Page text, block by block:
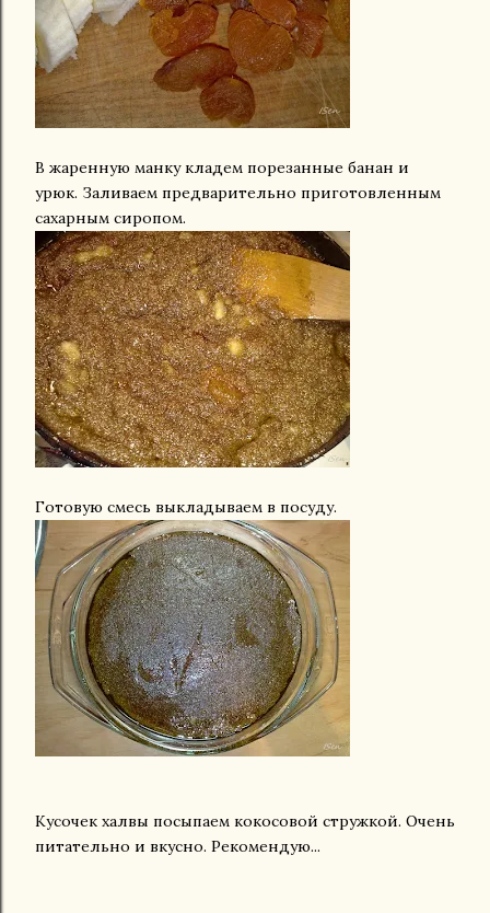
В жаренную манку кладем порезанные банан и
урюк. Заливаем предварительно приготовленным
сахарным сиропом.
Готовую смесь выкладываем в посуду.
Кусочек халвы посыпаем кокосовой стружкой. Очень
питательно и вкусно. Рекомендую...